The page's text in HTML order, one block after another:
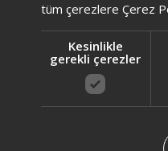
Makinesi kaç wattır?
Çay Makinesi'nde
Makinesi Arızalarda
tüm çerezlere Çerez
Kesinlikle
gerekli çerezler